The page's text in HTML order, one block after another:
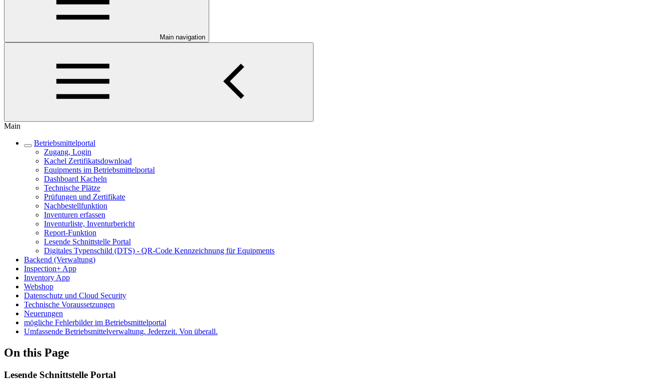
Main navigation
Main
Betriebsmittelportal
Zugang, Login
Kachel Zertifikatsdownload
Equipments im Betriebsmittelportal
Dashboard Kacheln
Technische Plätze
Prüfungen und Zertifikate
Nachbestellfunktion
Inventuren erfassen
Inventurliste, Inventurbericht
Report-Funktion
Lesende Schnittstelle Portal
Digitales Typenschild (DTS) - QR-Code Kennzeichnung für Equipments
Backend (Verwaltung)
Inspection+ App
Inventory App
Webshop
Datenschutz und Cloud Security
Technische Voraussetzungen
Neuerungen
mögliche Fehlerbilder im Betriebsmittelportal
Umfassende Betriebsmittelverwaltung. Jederzeit. Von überall.
On this Page
Lesende Schnittstelle Portal